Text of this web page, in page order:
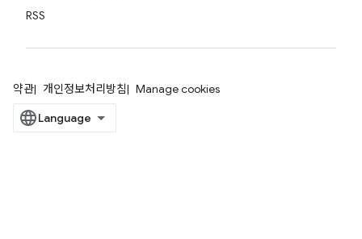
RSS
약관 개인정보처리방침 Manage cookies